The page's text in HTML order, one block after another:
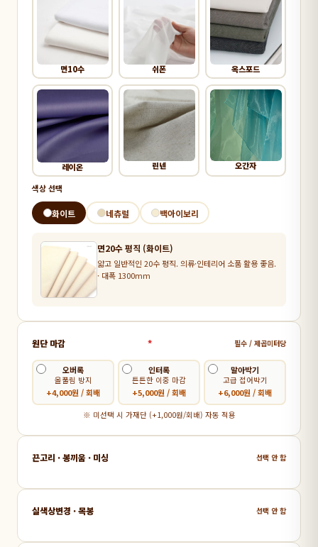
면10수 쉬폰 옥스포드
레이온 린넨 오간자
색상 선택
화이트 네츄럴 백아이보리
면20수 평직 (화이트)
얇고 일반적인 20수 평직. 의류·인테리어 소품 활용 좋음.
· 대폭 1300mm
원단 마감 * 필수 / 제곱미터당
오버록
올풀림 방지
+4,000원 / 회배
인터록
튼튼한 이중 마감
+5,000원 / 회배
말아박기
고급 접어박기
+6,000원 / 회배
※ 미선택 시 가재단 (+1,000원/회배) 자동 적용
끈고리 · 봉끼움 · 미싱 선택 안 함
실색상변경 · 목봉 선택 안 함